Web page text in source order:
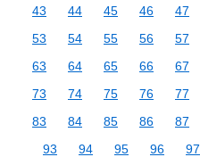
43
44 45 46 47
53
54 55 56 57
63
64 65 66 67
73
74 75 76 77
83
84 85 86 87
93
94 95 96 97